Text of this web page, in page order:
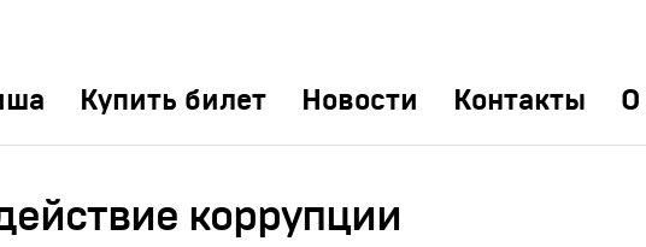
Купить билет Новости Контакты О
коррупции